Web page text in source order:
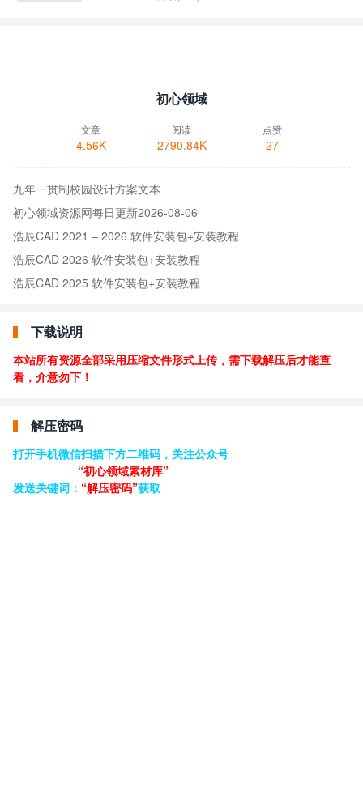
初心领域
文章
4.56K
阅读
2790.84K
点赞
27
九年一贯制校园设计方案文本
初心领域资源网每日更新2026-08-06
浩辰CAD 2021 – 2026 软件安装包+安装教程
浩辰CAD 2026 软件安装包+安装教程
浩辰CAD 2025 软件安装包+安装教程
下载说明
本站所有资源全部采用压缩文件形式上传，需下载解压后才能查
看，介意勿下！
解压密码
打开手机微信扫描下方二维码，关注公众号
“初心领域素材库”
发送关键词： “解压密码”获取